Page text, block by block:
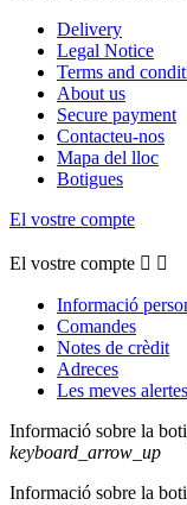
Delivery
Legal Notice
Terms and
About us
Secure payment
Contacteu-nos
Mapa del lloc
Botigues
El vostre compte
El vostre compte  
Informació
Comandes
Notes de crèdit
Adreces
Les meves alertes
Informació sobre la
keyboard_arrow_up
Informació sobre la